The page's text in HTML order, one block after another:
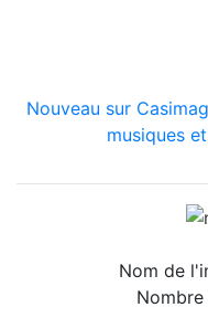
Nouveau sur
musiques
Nom de